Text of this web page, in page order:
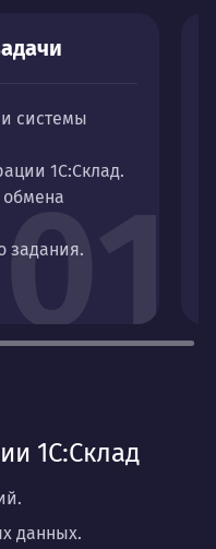
01
и системы
1С:Склад.
задания.
1С:Склад
данных.